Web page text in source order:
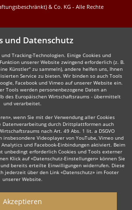
& Co. KG - Alle Rechte
und Datenschutz
Tracking-Technologien. Einige Cookies und
unserer Website zwingend erforderlich (z. B.
Künstler" zu sammeln), andere helfen uns, Ihnen
Service zu bieten. Wir binden so auch Tools
Facebook und Vimeo auf unserer Website ein.
Tools werden personenbezogene Daten an
des Europäischen Wirtschaftsraums - übermittelt
und verarbeitet.
wenn Sie mit der Verwendung aller Cookies
Datenverarbeitung durch Drittplattformen auch
nach Art. 49 Abs. 1 lit. a DSGVO
Videoplayer von YouTube, Vimeo und
und Facebook-Einbindungen aktiviert. Beim
unbedingt erforderlich Cookies und Tools externer
Klick auf «Datenschutz-Einstellungen» können Sie
bereits erteilte Einwilligungen widerrufen. Diese
jederzeit über den Link «Datenschutz» im Footer
unserer Website.
Akzeptieren